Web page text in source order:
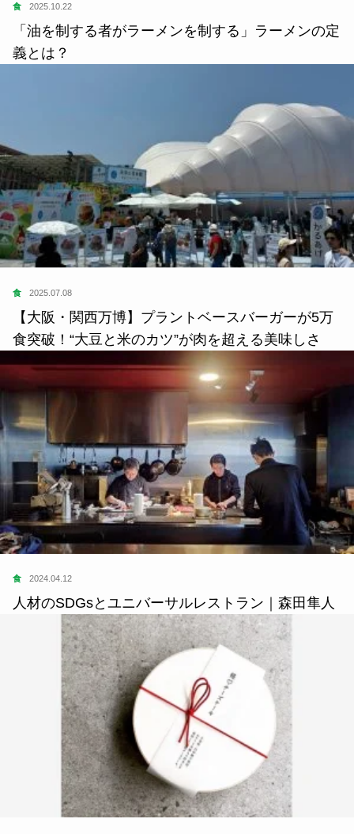
食 2025.10.22
「油を制する者がラーメンを制する」ラーメンの定
義とは？
食 2025.07.08
【大阪・関西万博】プラントベースバーガーが5万
食突破！“大豆と米のカツ”が肉を超える美味しさ
食 2024.04.12
人材のSDGsとユニバーサルレストラン｜森田隼人